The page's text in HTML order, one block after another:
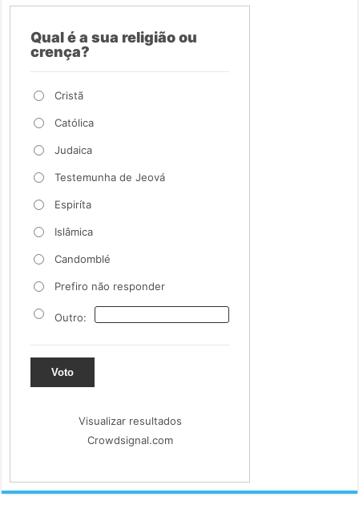
Qual é a sua religião ou
crença?
Cristã
Católica
Judaica
Testemunha de Jeová
Espiríta
Islâmica
Candomblé
Prefiro não responder
Outro:
Voto
Visualizar resultados
Crowdsignal.com